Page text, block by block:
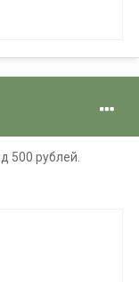
500 рублей.